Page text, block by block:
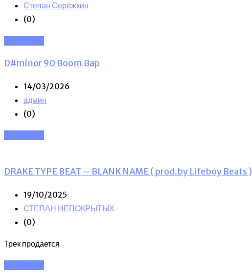
Степан Серёжкин
(0)
D#minor 90 Boom Bap
14/03/2026
админ
(0)
DRAKE TYPE BEAT – BLANK NAME ( prod.by Lifeboy Beats )
19/10/2025
СТЕПАН НЕПОКРЫТЫХ
(0)
Трек продается